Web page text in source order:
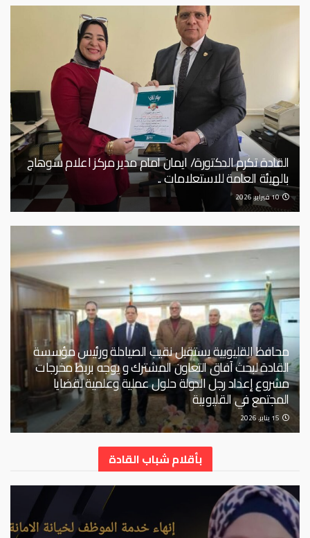
القادة تكرم الدكتورة/ ايمان امام مدير مركز اعلام سوهاج
بالهيئة العامة للاستعلامات ..
10 فبراير، 2026
محافظ القليوبية يستقبل نقيب الصيادلة ورئيس مؤسسة
القادة لبحث آفاق التعاون المشترك و يوجه بربط مخرجات
مشروع إعداد رجل الدولة حلول عملية وعلمية لقضايا
المجتمع في القليوبية
بأقلام شباب القادة